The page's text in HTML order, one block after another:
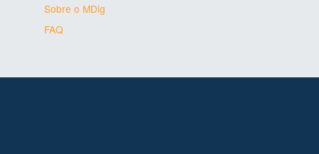
Sobre o MDig
FAQ